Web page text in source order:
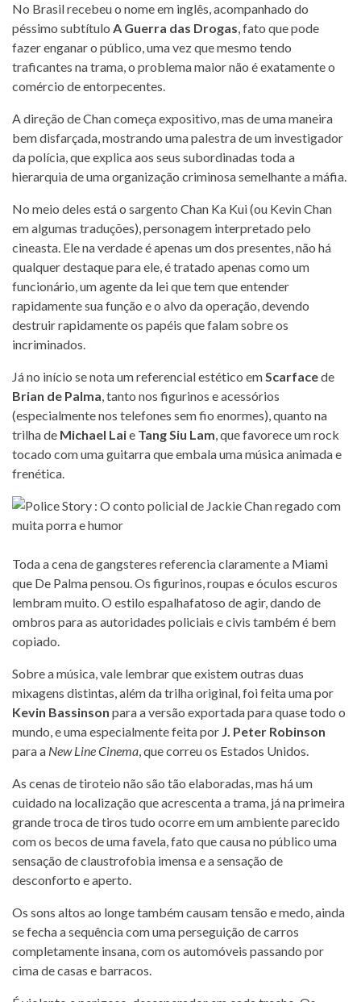
No Brasil recebeu o nome em inglês, acompanhado do
péssimo subtítulo A Guerra das Drogas, fato que pode
fazer enganar o público, uma vez que mesmo tendo
traficantes na trama, o problema maior não é exatamente o
comércio de entorpecentes.
A direção de Chan começa expositivo, mas de uma maneira
bem disfarçada, mostrando uma palestra de um investigador
da polícia, que explica aos seus subordinadas toda a
hierarquia de uma organização criminosa semelhante a máfia.
No meio deles está o sargento Chan Ka Kui (ou Kevin Chan
em algumas traduções), personagem interpretado pelo
cineasta. Ele na verdade é apenas um dos presentes, não há
qualquer destaque para ele, é tratado apenas como um
funcionário, um agente da lei que tem que entender
rapidamente sua função e o alvo da operação, devendo
destruir rapidamente os papéis que falam sobre os
incriminados.
Já no início se nota um referencial estético emScarfacede
Brian de Palma, tanto nos figurinos e acessórios
(especialmente nos telefones sem fio enormes), quanto na
trilha de Michael Laie Tang Siu Lam, que favorece um rock
tocado com uma guitarra que embala uma música animada e
frenética.
Toda a cena de gangsteres referencia claramente a Miami
que De Palma pensou. Os figurinos, roupas e óculos escuros
lembram muito. O estilo espalhafatoso de agir, dando de
ombros para as autoridades policiais e civis também é bem
copiado.
Sobre a música, vale lembrar que existem outras duas
mixagens distintas, além da trilha original, foi feita uma por
Kevin Bassinson para a versão exportada para quase todo o
mundo, e uma especialmente feita por J. Peter Robinson
para a New Line Cinema, que correu os Estados Unidos.
As cenas de tiroteio não são tão elaboradas, mas há um
cuidado na localização que acrescenta a trama, já na primeira
grande troca de tiros tudo ocorre em um ambiente parecido
com os becos de uma favela, fato que causa no público uma
sensação de claustrofobia imensa e a sensação de
desconforto e aperto.
Os sons altos ao longe também causam tensão e medo, ainda
se fecha a sequência com uma perseguição de carros
completamente insana, com os automóveis passando por
cima de casas e barracos.